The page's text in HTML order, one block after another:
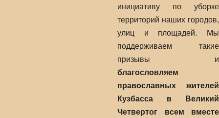
инициативу по уборке
территорий наших городов,
улиц и площадей. Мы
поддерживаем такие
призывы и
благословляем
православных жителей
Кузбасса в Великий
Четвертог всем вместе